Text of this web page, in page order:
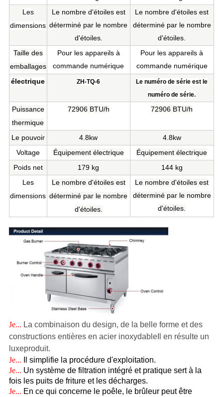
Les
dimensions
Le nombre d'étoiles est
déterminé par le nombre
d'étoiles.
Le nombre d'étoiles est
déterminé par le nombre
d'étoiles.
Taille des
emballages
Pour les appareils à
commande numérique
Pour les appareils à
commande numérique
électrique
ZH-TQ-6
Le numéro de série est le
numéro de série.
Puissance
thermique
72906 BTU/h 72906 BTU/h
Le pouvoir 4.8kw
4.8kw
Voltage
Équipement électrique
Équipement électrique
Poids net
179 kg
144 kg
Les
dimensions
Le nombre d'étoiles est
déterminé par le nombre
d'étoiles.
Le nombre d'étoiles est
déterminé par le nombre
d'étoiles.
Je... La combinaison du design, de la belle forme et des
constructions entières en acier inoxydableIl en résulte un
luxeproduit.
Je...
Il simplifie la procédure d'exploitation.
Je... Un système de filtration intégré et pratique sert à la
fois les puits de friture et les décharges.
Je... En ce qui concerne le poêle, le brûleur peut être